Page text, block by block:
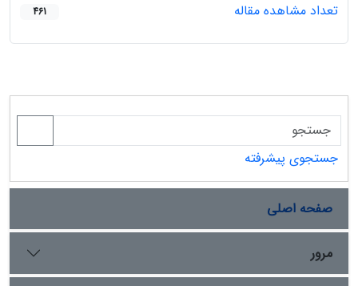
تعداد مشاهده مقاله
461
جستجوی پیشرفته
صفحه اصلی
مرور